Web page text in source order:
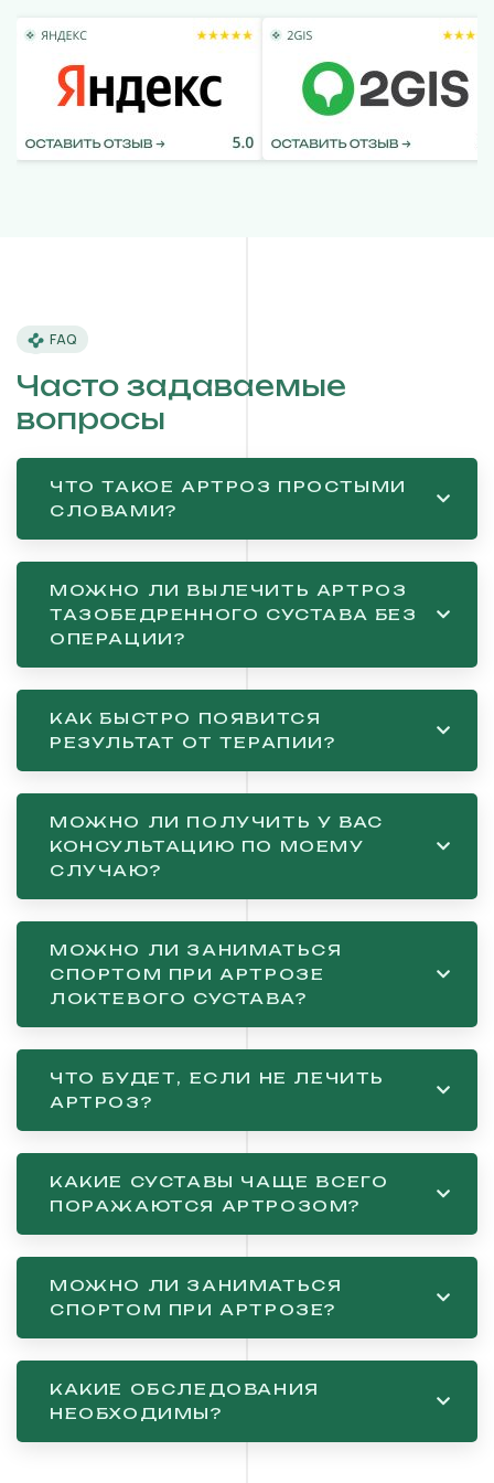
FAQ
Часто задаваемые
вопросы
ЧТО ТАКОЕ АРТРОЗ ПРОСТЫМИ
СЛОВАМИ?
МОЖНО ЛИ ВЫЛЕЧИТЬ АРТРОЗ
ТАЗОБЕДРЕННОГО СУСТАВА БЕЗ
ОПЕРАЦИИ?
КАК БЫСТРО ПОЯВИТСЯ
РЕЗУЛЬТАТ ОТ ТЕРАПИИ?
МОЖНО ЛИ ПОЛУЧИТЬ У ВАС
КОНСУЛЬТАЦИЮ ПО МОЕМУ
СЛУЧАЮ?
МОЖНО ЛИ ЗАНИМАТЬСЯ
СПОРТОМ ПРИ АРТРОЗЕ
ЛОКТЕВОГО СУСТАВА?
ЧТО БУДЕТ, ЕСЛИ НЕ ЛЕЧИТЬ
АРТРОЗ?
КАКИЕ СУСТАВЫ ЧАЩЕ ВСЕГО
ПОРАЖАЮТСЯ АРТРОЗОМ?
МОЖНО ЛИ ЗАНИМАТЬСЯ
СПОРТОМ ПРИ АРТРОЗЕ?
КАКИЕ ОБСЛЕДОВАНИЯ
НЕОБХОДИМЫ?